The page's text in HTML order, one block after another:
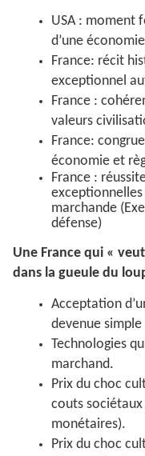
USA : moment
d’une
France: récit
exceptionnel
France :
valeurs
France:
économie et
France :
exceptionnelles
marchande
défense)
Une France qui «
dans la gueule du
Acceptation
devenue
Technologies
marchand.
Prix du choc
couts
monétaires).
Prix du choc